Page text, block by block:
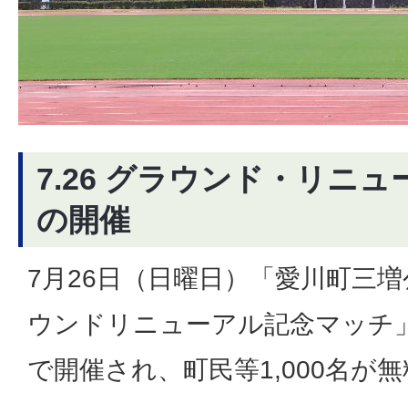
7.26 グラウンド・リニュ
の開催
7月26日（日曜日）「愛川町三
ウンドリニューアル記念マッチ
で開催され、町民等1,000名が